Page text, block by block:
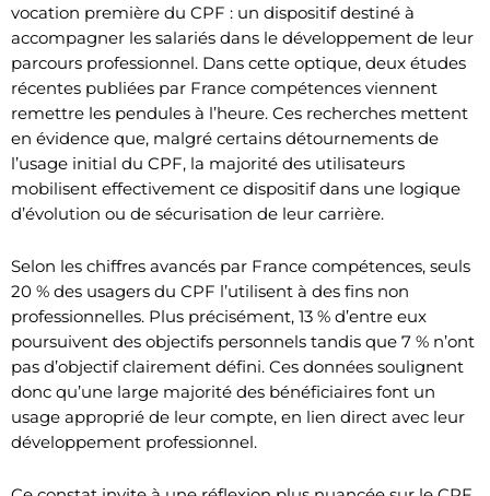
vocation première du CPF : un dispositif destiné à
accompagner les salariés dans le développement de leur
parcours professionnel. Dans cette optique, deux études
récentes publiées par France compétences viennent
remettre les pendules à l’heure. Ces recherches mettent
en évidence que, malgré certains détournements de
l’usage initial du CPF, la majorité des utilisateurs
mobilisent effectivement ce dispositif dans une logique
d’évolution ou de sécurisation de leur carrière.
Selon les chiffres avancés par France compétences, seuls
20 % des usagers du CPF l’utilisent à des fins non
professionnelles. Plus précisément, 13 % d’entre eux
poursuivent des objectifs personnels tandis que 7 % n’ont
pas d’objectif clairement défini. Ces données soulignent
donc qu’une large majorité des bénéficiaires font un
usage approprié de leur compte, en lien direct avec leur
développement professionnel.